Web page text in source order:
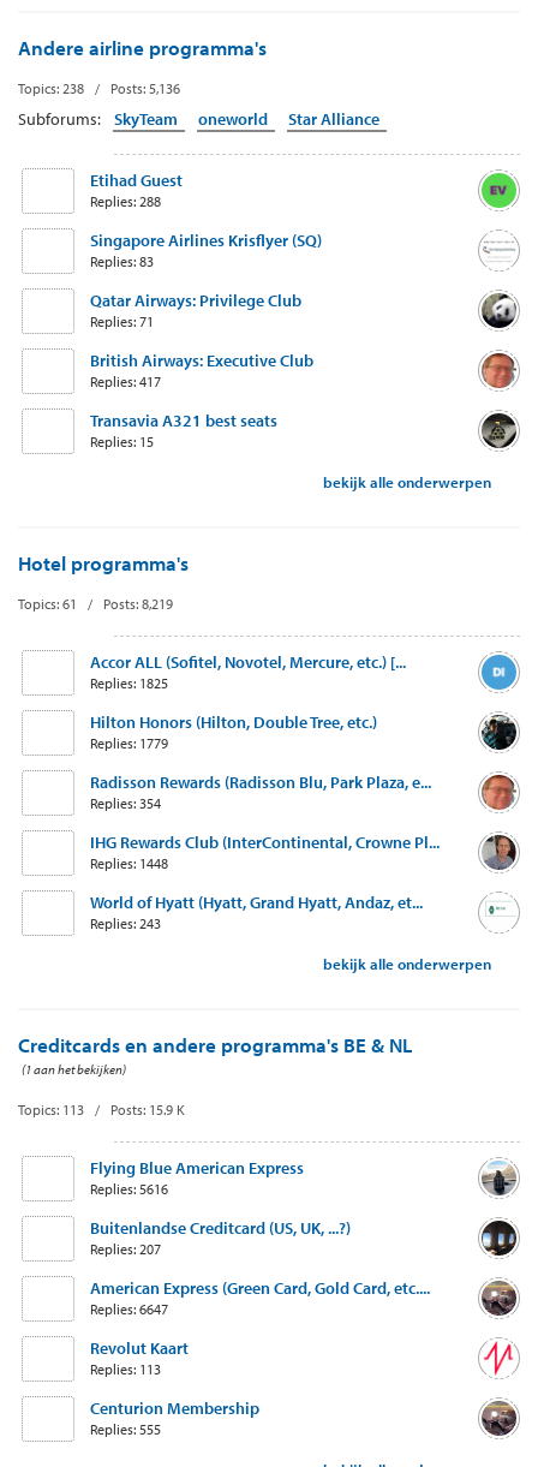
Andere airline programma's
Topics: 238 / Posts: 5,136
Subforums: SkyTeam oneworld Star Alliance
Etihad Guest
Replies: 288
Singapore Airlines Krisflyer (SQ)
Replies: 83
Qatar Airways: Privilege Club
Replies: 71
British Airways: Executive Club
Replies: 417
Transavia A321 best seats
Replies: 15
bekijk alle onderwerpen
Hotel programma's
Topics: 61 / Posts: 8,219
Accor ALL (Sofitel, Novotel, Mercure, etc.) [...
Replies: 1825
Hilton Honors (Hilton, Double Tree, etc.)
Replies: 1779
Radisson Rewards (Radisson Blu, Park Plaza, e...
Replies: 354
IHG Rewards Club (InterContinental, Crowne Pl...
Replies: 1448
World of Hyatt (Hyatt, Grand Hyatt, Andaz, et...
Replies: 243
bekijk alle onderwerpen
Creditcards en andere programma's BE & NL
(1 aan het bekijken)
Topics: 113 / Posts: 15.9 K
Flying Blue American Express
Replies: 5616
Buitenlandse Creditcard (US, UK, ...?)
Replies: 207
American Express (Green Card, Gold Card, etc....
Replies: 6647
Revolut Kaart
Replies: 113
Centurion Membership
Replies: 555